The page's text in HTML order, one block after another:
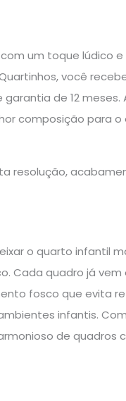
um toque lúdico e
você
de 12 meses.
composição para o
resolução,
o quarto infantil
Cada quadro já
fosco que evita
infantis.
de quadros